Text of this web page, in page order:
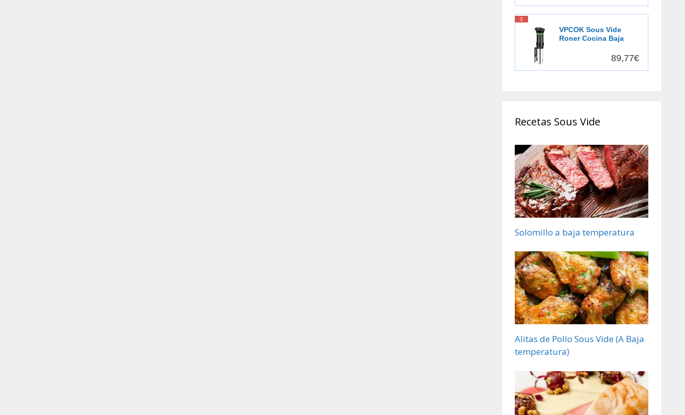
Medidor Temperatura,
Pantalla Digital LED, 6
Raciones, Recipiente
Extraíble de Cerámica,
Negro - 25630-56
3
VPCOK Sous Vide
Roner Cocina Baja
Pantalla LCD táctil,
Cocinero Circulador,
89,77€
Recetas Sous Vide
Solomillo a baja temperatura
Alitas de Pollo Sous Vide (A Baja
temperatura)